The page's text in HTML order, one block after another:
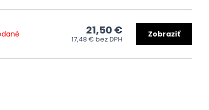
21,50 €
17,48 €bez DPH
Zobraziť